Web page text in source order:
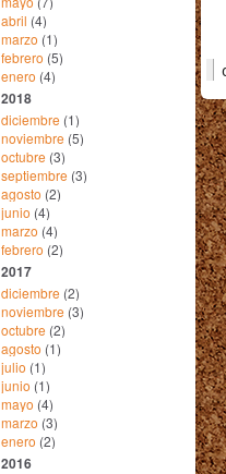
abril (4)
marzo (1)
febrero (5)
enero (4)
2018
diciembre (1)
noviembre (5)
octubre (3)
septiembre (3)
agosto (2)
junio (4)
marzo (4)
febrero (2)
2017
diciembre (2)
noviembre (3)
octubre (2)
agosto (1)
julio (1)
junio (1)
mayo (4)
marzo (3)
enero (2)
2016